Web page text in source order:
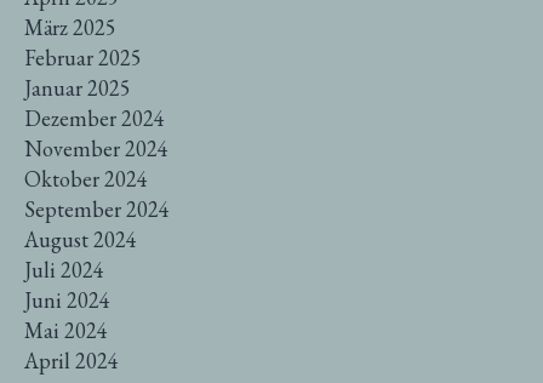
März 2025
Februar 2025
Januar 2025
Dezember 2024
November 2024
Oktober 2024
September 2024
August 2024
Juli 2024
Juni 2024
Mai 2024
April 2024